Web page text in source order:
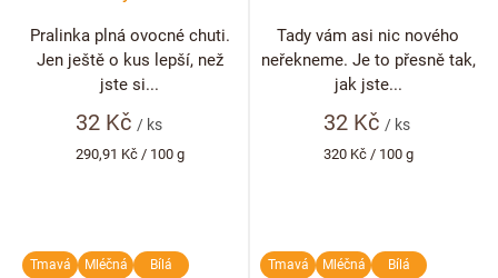
32 Kč / ks
Měrná
290,91 Kč / 100 g
Pralinka plná ovocné chuti.
Jen ještě o kus lepší, než
jste si...
Tmavá Mléčná Bílá
32 Kč / ks
Měrná
320 Kč / 100 g
Tady vám asi nic nového
neřekneme. Je to přesně tak,
jak jste...
Tmavá Mléčná Bílá